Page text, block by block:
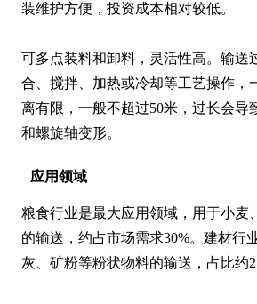
装维护方便，投资成本相对较低。
可多点装料和卸料，灵活性高。输送
合、搅拌、加热或冷却等工艺操作，
离有限，一般不超过50米，过长会导
和螺旋轴变形。
应用领域
粮食行业是最大应用领域，用于小麦
的输送，约占市场需求30%。建材行
灰、矿粉等粉状物料的输送，占比约